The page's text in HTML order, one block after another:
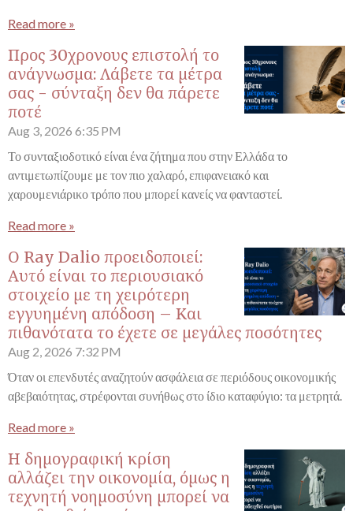
Read more »
Προς 30χρονους επιστολή το
ανάγνωσμα: Λάβετε τα μέτρα
σας - σύνταξη δεν θα πάρετε
ποτέ
Aug 3, 2026 6:35 PM
Το συνταξιοδοτικό είναι ένα ζήτημα που στην Ελλάδα το
αντιμετωπίζουμε με τον πιο χαλαρό, επιφανειακό και
χαρουμενιάρικο τρόπο που μπορεί κανείς να φανταστεί.
Read more »
Ο Ray Dalio προειδοποιεί:
Αυτό είναι το περιουσιακό
στοιχείο με τη χειρότερη
εγγυημένη απόδοση – Και
πιθανότατα το έχετε σε μεγάλες ποσότητες
Aug 2, 2026 7:32 PM
Όταν οι επενδυτές αναζητούν ασφάλεια σε περιόδους οικονομικής
αβεβαιότητας, στρέφονται συνήθως στο ίδιο καταφύγιο: τα μετρητά.
Read more »
Η δημογραφική κρίση
αλλάζει την οικονομία, όμως η
τεχνητή νοημοσύνη μπορεί να